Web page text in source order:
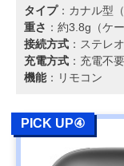
タイプ：カナル型（
重さ ：約3.8g（ケ
接続方式 ：ステレ
充電方式 ：充電不要
機能：リモコン
PICK UP④